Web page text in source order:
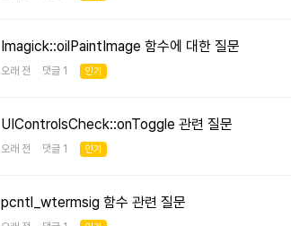
Imagick::oilPaintImage 함수에 대한 질문
오래 전 댓글 1 인기
UIControlsCheck::onToggle 관련 질문
오래 전 댓글 1 인기
pcntl_wtermsig 함수 관련 질문